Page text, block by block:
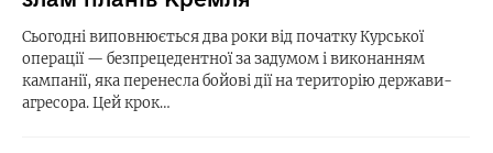
Сьогодні виповнюється два роки від початку Курської
операції — безпрецедентної за задумом і виконанням
кампанії, яка перенесла бойові дії на територію держави-
агресора. Цей крок…